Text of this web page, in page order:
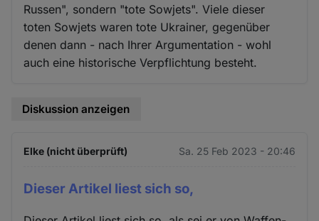
Russen", sondern "tote Sowjets". Viele dieser
toten Sowjets waren tote Ukrainer, gegenüber
denen dann - nach Ihrer Argumentation - wohl
auch eine historische Verpflichtung besteht.
Diskussion anzeigen
Elke (nicht überprüft) Sa. 25 Feb 2023 - 20:46
Dieser Artikel liest sich so,